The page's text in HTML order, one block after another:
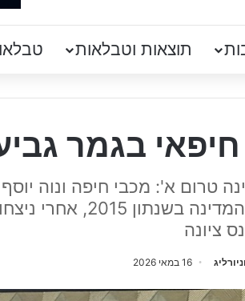
תוצאות וטבלאות
בגמר
טרום א': מכבי חיפה ונוה
גמר גביע המדינה
ציונה
16 במאי 2026